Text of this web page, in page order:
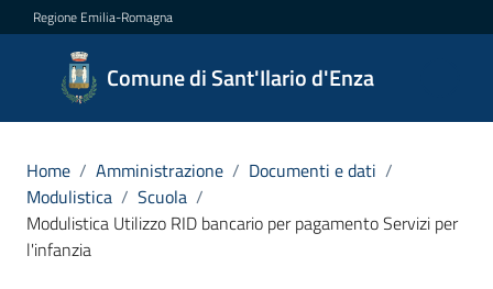
Vai al contenuto
Vai alla navigazione
Vai al footer
Regione Emilia-Romagna
Comune di Sant'Ilario d'Enza
Comune
di
d'Enza
Home / Amministrazione / Documenti e dati /
Modulistica / Scuola /
Modulistica Utilizzo RID bancario per pagamento Servizi per
l'infanzia